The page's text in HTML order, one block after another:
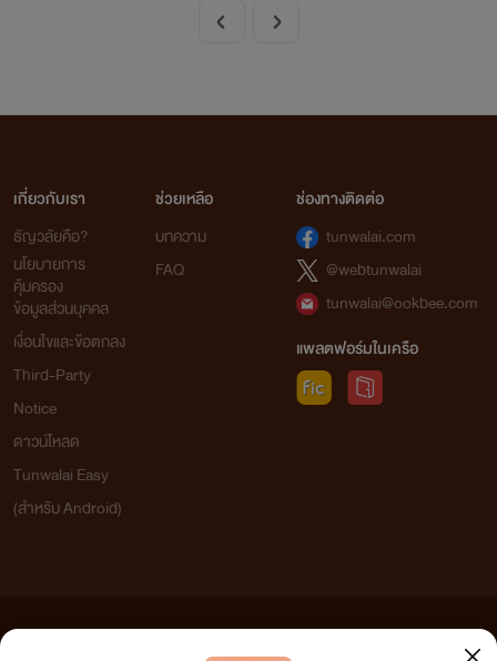
เกี่ยวกับเรา
ธัญวลัยคือ?
นโยบายการ
คุ้มครอง
ข้อมูลส่วนบุคคล
เงื่อนไขและข้อตกลง
Third-Party
Notice
ดาวน์โหลด
Tunwalai Easy
(สำหรับ Android)
ช่วยเหลือ
บทความ
FAQ
ช่องทางติดต่อ
tunwalai.com
@webtunwalai
tunwalai@ookbee.com
แพลตฟอร์มในเครือ